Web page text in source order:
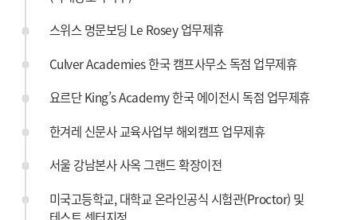
스위스 명문보딩 Le Rosey 업무제휴
Culver Academies 한국 캠프사무소 독점 업무제휴
요르단 King’s Academy 한국 에이전시 독점 업무제휴
한겨레 신문사 교육사업부 해외캠프 업무제휴
서울 강남본사 사옥 그랜드 확장이전
미국고등학교, 대학교 온라인공식 시험관(Proctor) 및